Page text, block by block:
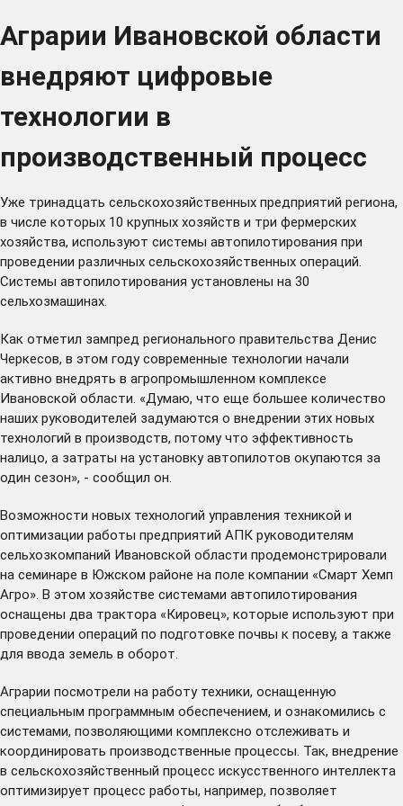
Аграрии Ивановской области
внедряют цифровые
технологии в
производственный процесс
Уже тринадцать сельскохозяйственных предприятий региона,
в числе которых 10 крупных хозяйств и три фермерских
хозяйства, используют системы автопилотирования при
проведении различных сельскохозяйственных операций.
Системы автопилотирования установлены на 30
сельхозмашинах.
Как отметил зампред регионального правительства Денис
Черкесов, в этом году современные технологии начали
активно внедрять в агропромышленном комплексе
Ивановской области. «Думаю, что еще большее количество
наших руководителей задумаются о внедрении этих новых
технологий в производств, потому что эффективность
налицо, а затраты на установку автопилотов окупаются за
один сезон», - сообщил он.
Возможности новых технологий управления техникой и
оптимизации работы предприятий АПК руководителям
сельхозкомпаний Ивановской области продемонстрировали
на семинаре в Южском районе на поле компании «Смарт Хемп
Агро». В этом хозяйстве системами автопилотирования
оснащены два трактора «Кировец», которые используют при
проведении операций по подготовке почвы к посеву, а также
для ввода земель в оборот.
Аграрии посмотрели на работу техники, оснащенную
специальным программным обеспечением, и ознакомились с
системами, позволяющими комплексно отслеживать и
координировать производственные процессы. Так, внедрение
в сельскохозяйственный процесс искусственного интеллекта
оптимизирует процесс работы, например, позволяет